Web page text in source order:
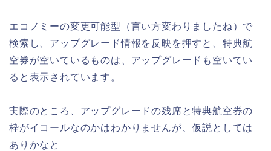
エコノミーの変更可能型（言い方変わりましたね）で
検索し、アップグレード情報を反映を押すと、特典航
空券が空いているものは、アップグレードも空いてい
ると表示されています。
実際のところ、アップグレードの残席と特典航空券の
枠がイコールなのかはわかりませんが、仮説としては
ありかなと